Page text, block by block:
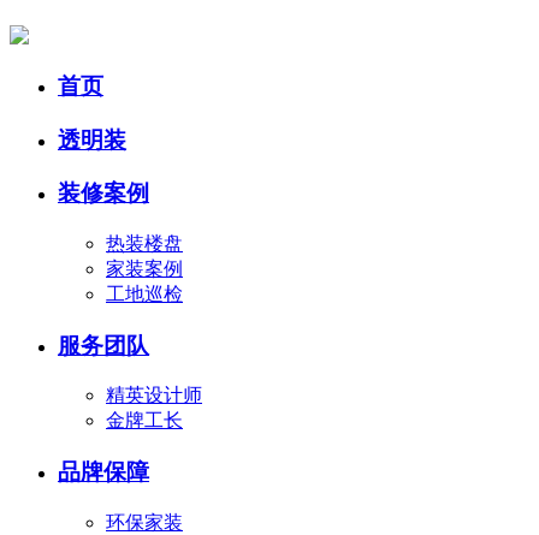
首页
透明装
装修案例
热装楼盘
家装案例
工地巡检
服务团队
精英设计师
金牌工长
品牌保障
环保家装